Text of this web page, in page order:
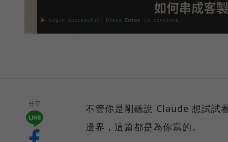
分享
不管你是剛聽說 Claude 想試試
邊界，這篇都是為你寫的。